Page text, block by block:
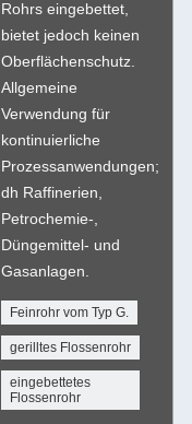
Rohrs eingebettet,
bietet jedoch keinen
Oberflächenschutz.
Allgemeine
Verwendung für
kontinuierliche
Prozessanwendungen;
dh Raffinerien,
Petrochemie-,
Düngemittel- und
Gasanlagen.
Feinrohr vom Typ G.
gerilltes Flossenrohr
eingebettetes
Flossenrohr